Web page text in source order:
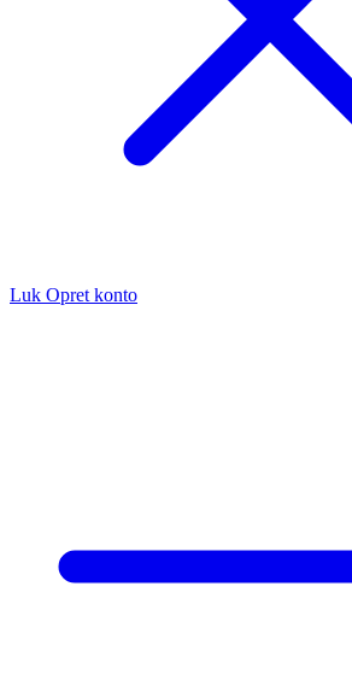
Luk Opret konto